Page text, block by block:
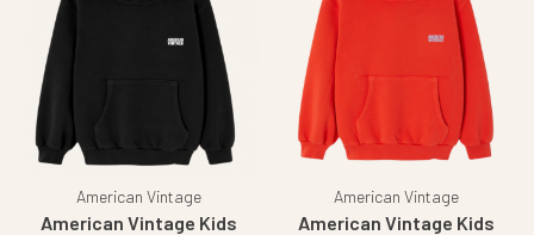
American Vintage
American Vintage Kids
American Vintage
American Vintage Kids